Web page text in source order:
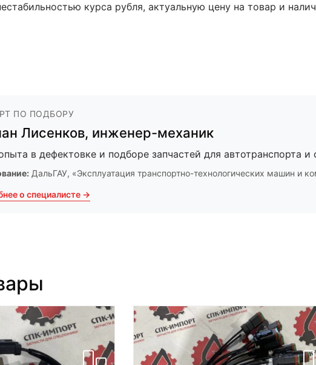
курса рубля, актуальную цену на товар и
ПО ПОДБОРУ
Лисенков, инженер-механик
в дефектовке и подборе запчастей для автотранспорта и
ДальГАУ, «Эксплуатация транспортно-технологических машин и
о специалисте →